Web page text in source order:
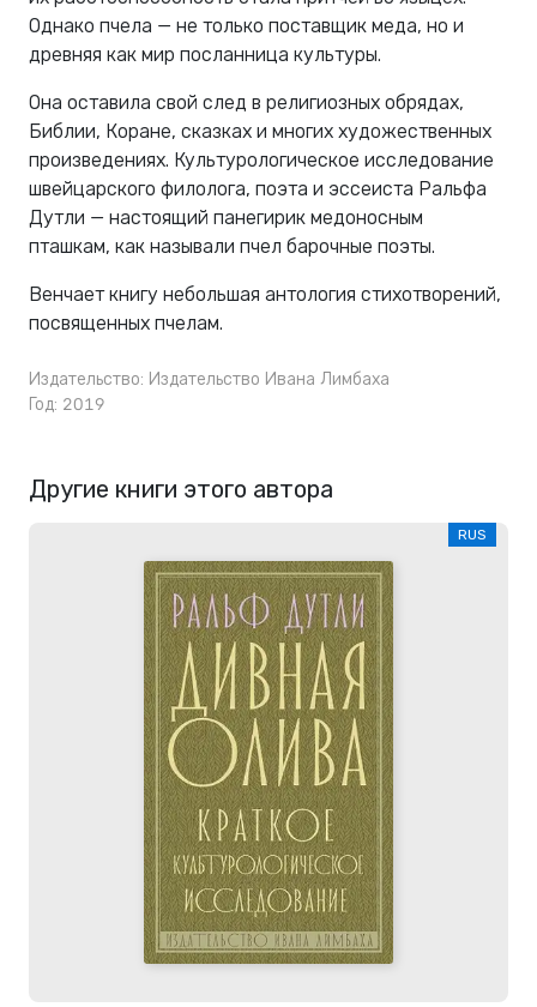
Однако пчела — не только поставщик меда, но и
древняя как мир посланница культуры.
Она оставила свой след в религиозных обрядах,
Библии, Коране, сказках и многих художественных
произведениях. Культурологическое исследование
швейцарского филолога, поэта и эссеиста Ральфа
Дутли — настоящий панегирик медоносным
пташкам, как называли пчел барочные поэты.
Венчает книгу небольшая антология стихотворений,
посвященных пчелам.
Издательство: Издательство Ивана Лимбаха
Год: 2019
Другие книги этого автора
RUS